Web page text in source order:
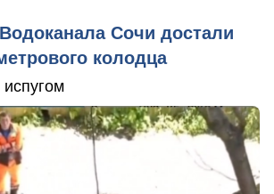
Сочи достали
колодца